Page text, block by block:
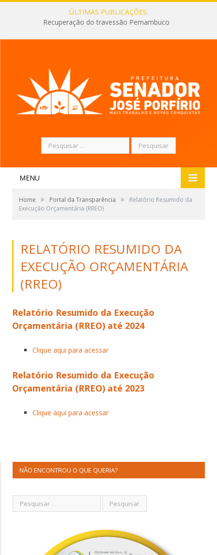
ÚLTIMAS PUBLICAÇÕES:
Recuperação do travessão Pernambuco
Pesquisar
por:
MENU
Home » Portal da Transparência »
Relatório Resumido da
Execução Orçamentária (RREO)
RELATÓRIO RESUMIDO DA
EXECUÇÃO ORÇAMENTÁRIA
(RREO)
Relatório Resumido da Execução
Orçamentária (RREO) até 2024
Clique aqui para acessar
Relatório Resumido da Execução
Orçamentária (RREO) até 2023
Clique aqui para acessar
NÃO ENCONTROU O QUE QUERIA?